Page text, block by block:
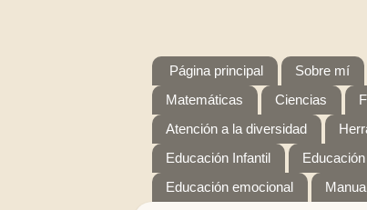
Página principal Sobre mí
Matemáticas
Ciencias
Atención a la diversidad
Educación Infantil
Educación emocional